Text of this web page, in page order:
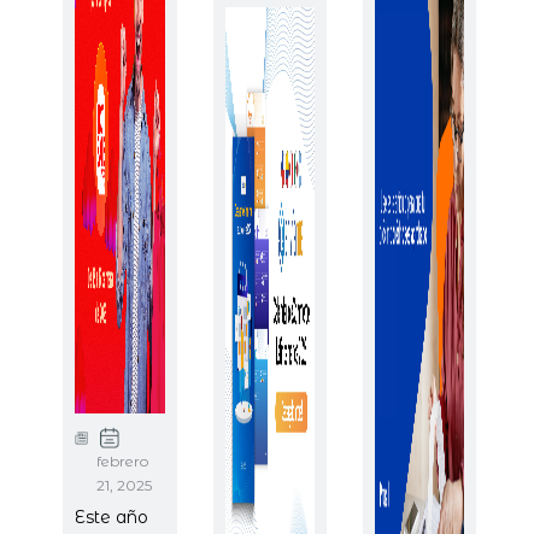
febrero
21, 2025
Este año